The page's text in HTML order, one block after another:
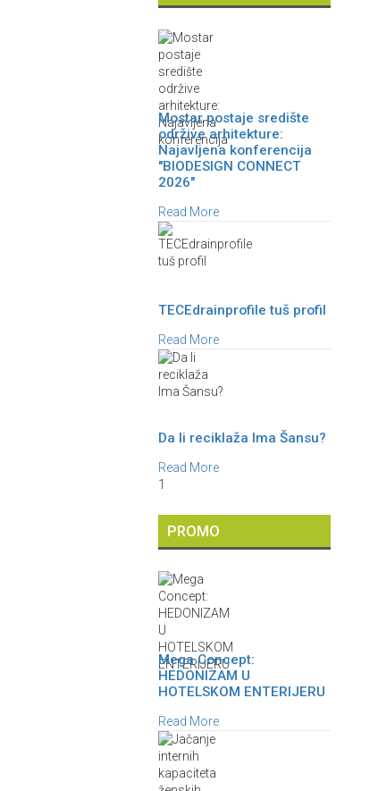
Mostar postaje središte
održive arhitekture:
Najavljena konferencija
"BIODESIGN CONNECT
2026"
Read More
TECEdrainprofile tuš profil
Read More
Da li reciklaža Ima Šansu?
Read More
1
PROMO
Mega Concept:
HEDONIZAM U
HOTELSKOM ENTERIJERU
Read More